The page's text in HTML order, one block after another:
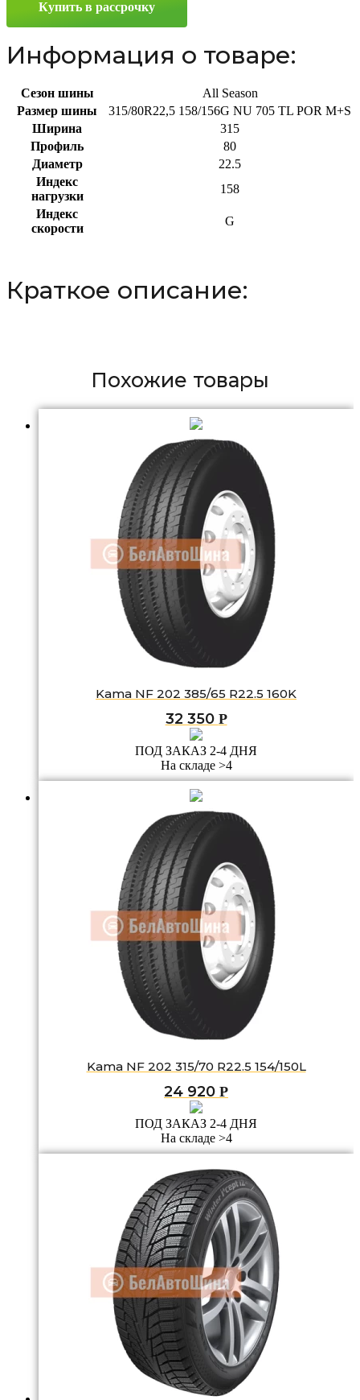
Купить в рассрочку
Информация о товаре:
Сезон шины
All Season
Размер шины
315/80R22,5 158/156G NU 705 TL POR M+S
Ширина
315
Профиль
80
Диаметр
22.5
Индекс
нагрузки
158
Индекс
скорости
G
Краткое описание:
Похожие товары
Kama NF 202 385/65 R22.5 160K
32 350 Р
ПОД ЗАКАЗ 2-4 ДНЯ
На складе >4
Kama NF 202 315/70 R22.5 154/150L
24 920 Р
ПОД ЗАКАЗ 2-4 ДНЯ
На складе >4